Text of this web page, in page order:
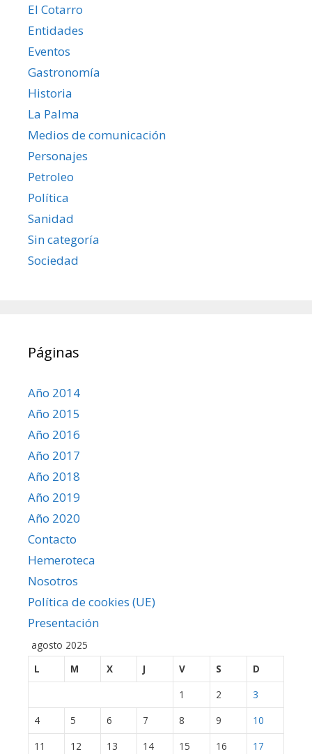
El Cotarro
Entidades
Eventos
Gastronomía
Historia
La Palma
Medios de comunicación
Personajes
Petroleo
Política
Sanidad
Sin categoría
Sociedad
Páginas
Año 2014
Año 2015
Año 2016
Año 2017
Año 2018
Año 2019
Año 2020
Contacto
Hemeroteca
Nosotros
Política de cookies (UE)
Presentación
agosto 2025
L
M X J V S
D
1
2
3
4
5 6 7 8 9
10
11
12 13 14 15 16
17